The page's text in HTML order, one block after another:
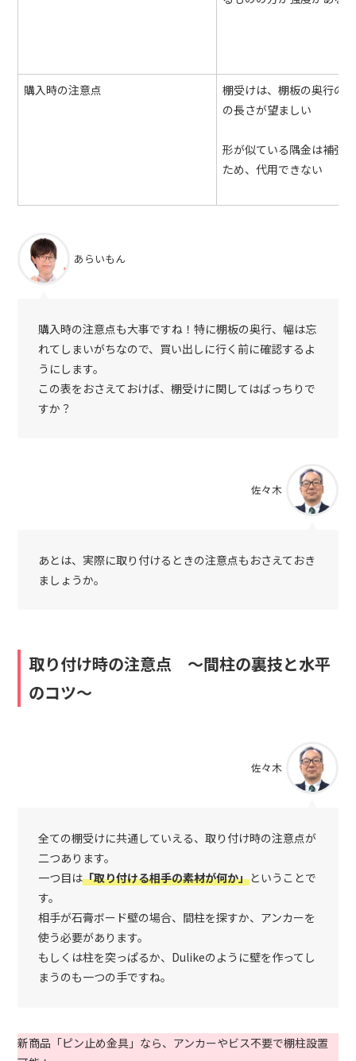
購入時の注意点
棚受けは、棚板の奥行の3
の長さが望ましい
形が似ている隅金は補強
ため、代用できない
あらいもん
購入時の注意点も大事ですね！特に棚板の奥行、幅は忘
れてしまいがちなので、買い出しに行く前に確認するよ
うにします。
この表をおさえておけば、棚受けに関してはばっちりで
すか？
佐々木
あとは、実際に取り付けるときの注意点もおさえておき
ましょうか。
取り付け時の注意点 ～間柱の裏技と水平
のコツ～
佐々木
全ての棚受けに共通していえる、取り付け時の注意点が
二つあります。
一つ目は「取り付ける相手の素材が何か」ということで
す。
相手が石膏ボード壁の場合、間柱を探すか、アンカーを
使う必要があります。
もしくは柱を突っぱるか、Dulikeのように壁を作ってし
まうのも一つの手ですね。
新商品「ピン止め金具」なら、アンカーやビス不要で棚柱設置